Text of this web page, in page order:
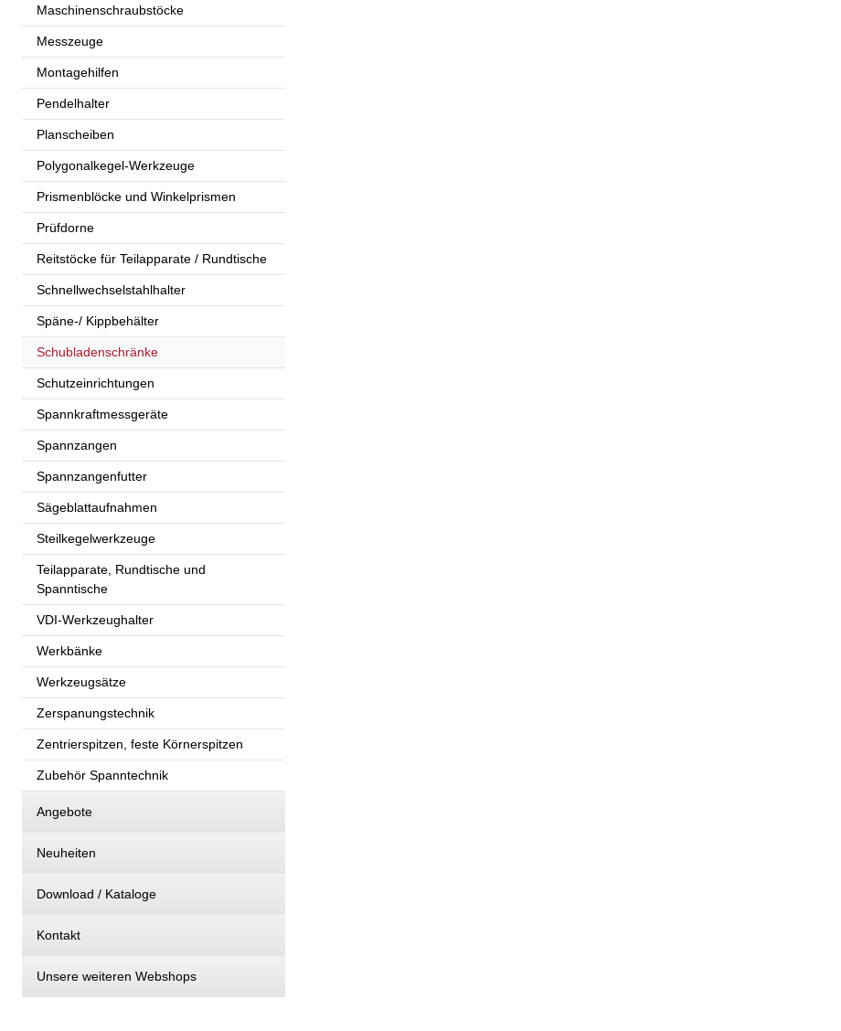
Maschinenschraubstöcke
Messzeuge
Montagehilfen
Pendelhalter
Planscheiben
Polygonalkegel-Werkzeuge
Prismenblöcke und Winkelprismen
Prüfdorne
Reitstöcke für Teilapparate / Rundtische
Schnellwechselstahlhalter
Späne-/ Kippbehälter
Schubladenschränke
Schutzeinrichtungen
Spannkraftmessgeräte
Spannzangen
Spannzangenfutter
Sägeblattaufnahmen
Steilkegelwerkzeuge
Teilapparate, Rundtische und
Spanntische
VDI-Werkzeughalter
Werkbänke
Werkzeugsätze
Zerspanungstechnik
Zentrierspitzen, feste Körnerspitzen
Zubehör Spanntechnik
Angebote
Neuheiten
Download / Kataloge
Kontakt
Unsere weiteren Webshops